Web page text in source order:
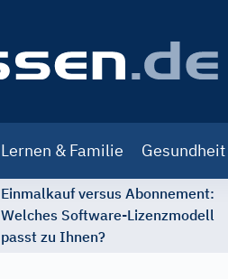
Lernen & Familie Gesundheit
Einmalkauf versus Abonnement:
Welches Software-Lizenzmodell
passt zu Ihnen?